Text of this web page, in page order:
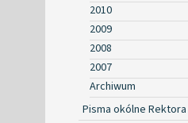
2010
2009
2008
2007
Archiwum
Pisma okólne Rektora